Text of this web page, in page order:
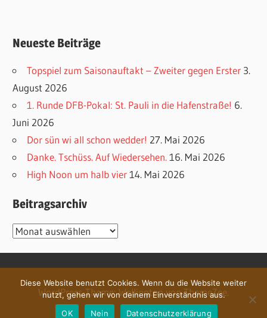
Neueste Beiträge
Topspiel zum Saisonauftakt – Zweiter gegen Erster 3.
August 2026
1. Runde DFB-Pokal: St. Pauli in die Hafenstraße! 6.
Juni 2026
Dor sün wi all schon wedder! 27. Mai 2026
Danke. Tschüss. Auf Wiedersehen. 16. Mai 2026
High Noon um halb vier 14. Mai 2026
Beitragsarchiv
Beitragsarchiv
WordPress-Theme: Wellington von ThemeZee.
Diese Website benutzt Cookies. Wenn du die Website weiter
nutzt, gehen wir von deinem Einverständnis aus.
OK
Nein Datenschutzerklärung